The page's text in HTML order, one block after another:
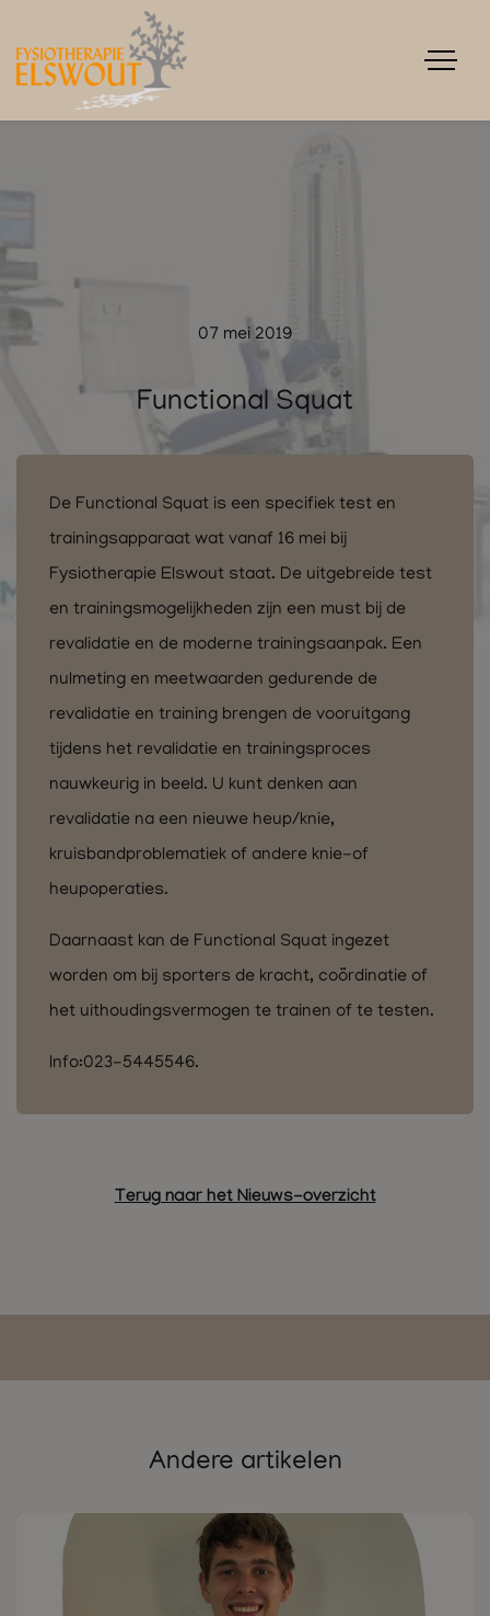
07 mei 2019
Functional Squat
De Functional Squat is een specifiek test en
trainingsapparaat wat vanaf 16 mei bij
Fysiotherapie Elswout staat. De uitgebreide test
en trainingsmogelijkheden zijn een must bij de
revalidatie en de moderne trainingsaanpak. Een
nulmeting en meetwaarden gedurende de
revalidatie en training brengen de vooruitgang
tijdens het revalidatie en trainingsproces
nauwkeurig in beeld. U kunt denken aan
revalidatie na een nieuwe heup/knie,
kruisbandproblematiek of andere knie-of
heupoperaties.
Daarnaast kan de Functional Squat ingezet
worden om bij sporters de kracht, coördinatie of
het uithoudingsvermogen te trainen of te testen.
Info:023-5445546.
Terug naar het Nieuws-overzicht
Andere artikelen